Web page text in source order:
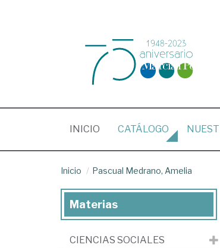
INICIO (CURRENT)
CATÁLOGO
Inicio Pascual Medrano, Amelia
Materias
CIENCIAS SOCIALES